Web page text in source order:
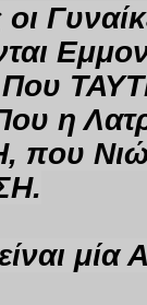
οι
η